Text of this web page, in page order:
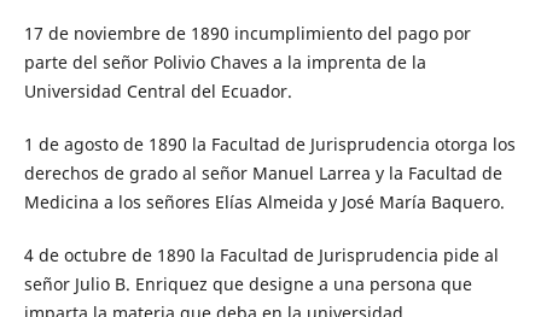
17 de noviembre de 1890 incumplimiento del pago por
parte del señor Polivio Chaves a la imprenta de la
Universidad Central del Ecuador.
1 de agosto de 1890 la Facultad de Jurisprudencia otorga los
derechos de grado al señor Manuel Larrea y la Facultad de
Medicina a los señores Elías Almeida y José María Baquero.
4 de octubre de 1890 la Facultad de Jurisprudencia pide al
señor Julio B. Enriquez que designe a una persona que